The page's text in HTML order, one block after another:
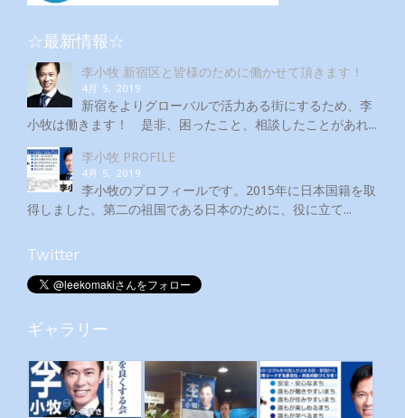
☆最新情報☆
李小牧 新宿区と皆様のために働かせて頂きます！
4月 5, 2019
新宿をよりグローバルで活力ある街にするため、李
小牧は働きます！ 是非、困ったこと、相談したことがあれ...
李小牧 PROFILE
4月 5, 2019
李小牧のプロフィールです。2015年に日本国籍を取
得しました。第二の祖国である日本のために、役に立て...
Twitter
ギャラリー